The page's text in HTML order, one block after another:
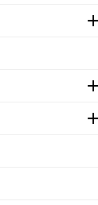


